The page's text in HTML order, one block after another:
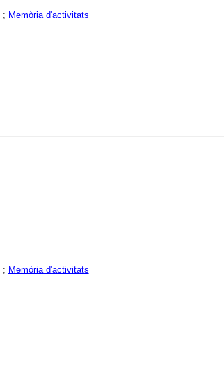
; Memòria d'activitats
; Memòria d'activitats